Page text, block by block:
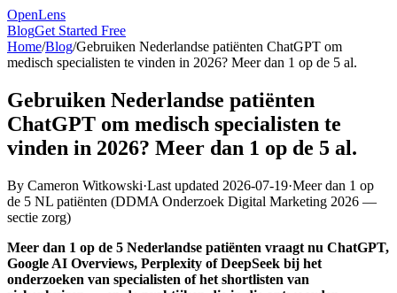
OpenLens
BlogGet Started Free
Home/Blog/Gebruiken Nederlandse patiënten ChatGPT om
medisch specialisten te vinden in 2026? Meer dan 1 op de 5 al.
Gebruiken Nederlandse patiënten
ChatGPT om medisch specialisten te
vinden in 2026? Meer dan 1 op de 5 al.
By Cameron Witkowski·Last updated 2026-07-19·Meer dan 1 op
de 5 NL patiënten (DDMA Onderzoek Digital Marketing 2026 —
sectie zorg)
Meer dan 1 op de 5 Nederlandse patiënten vraagt nu ChatGPT,
Google AI Overviews, Perplexity of DeepSeek bij het
onderzoeken van specialisten of het shortlisten van